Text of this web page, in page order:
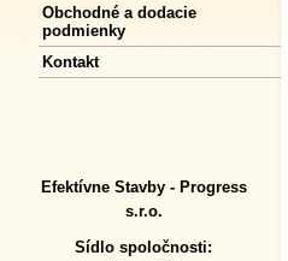
Obchodné a dodacie
podmienky
Kontakt
Efektívne Stavby - Progress
s.r.o.
Sídlo spoločnosti: